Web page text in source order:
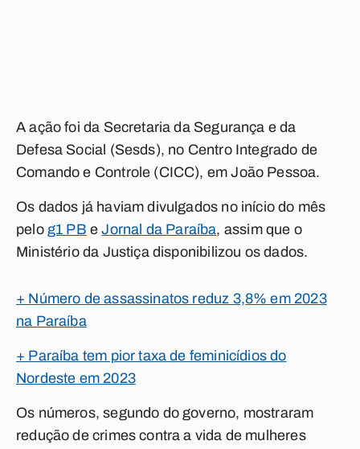
A ação foi da Secretaria da Segurança e da
Defesa Social (Sesds), no Centro Integrado de
Comando e Controle (CICC), em João Pessoa.
Os dados já haviam divulgados no início do mês
pelo g1 PB eJornal da Paraíba, assim que o
Ministério da Justiça disponibilizou os dados.
+ Número de assassinatos reduz 3,8% em 2023
na Paraíba
+ Paraíba tem pior taxa de feminicídios do
Nordeste em 2023
Os números, segundo do governo, mostraram
redução de crimes contra a vida de mulheres